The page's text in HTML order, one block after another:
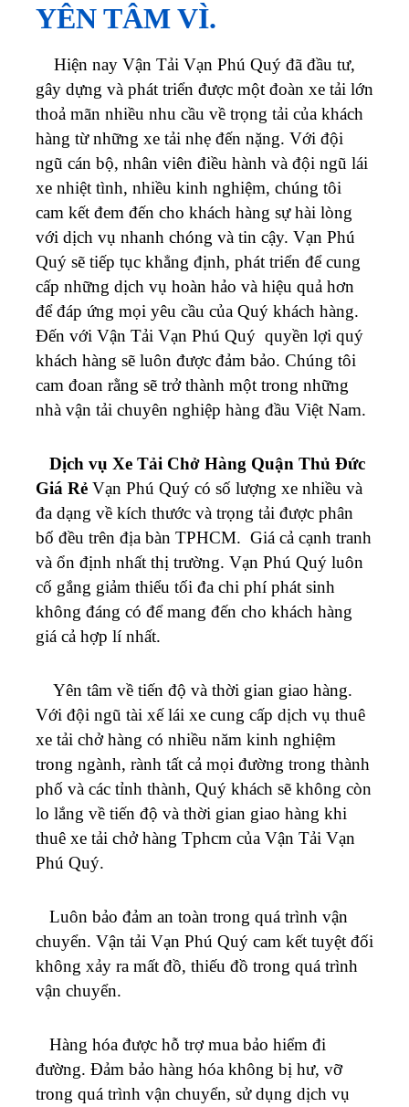
YÊN TÂM VÌ.
Hiện nay Vận Tải Vạn Phú Quý đã đầu tư,
gây dựng và phát triển được một đoàn xe tải lớn
thoả mãn nhiều nhu cầu về trọng tải của khách
hàng từ những xe tải nhẹ đến nặng. Với đội
ngũ cán bộ, nhân viên điều hành và đội ngũ lái
xe nhiệt tình, nhiều kinh nghiệm, chúng tôi
cam kết đem đến cho khách hàng sự hài lòng
với dịch vụ nhanh chóng và tin cậy. Vạn Phú
Quý sẽ tiếp tục khẳng định, phát triển để cung
cấp những dịch vụ hoàn hảo và hiệu quả hơn
để đáp ứng mọi yêu cầu của Quý khách hàng.
Đến với Vận Tải Vạn Phú Quý quyền lợi quý
khách hàng sẽ luôn được đảm bảo. Chúng tôi
cam đoan rằng sẽ trở thành một trong những
nhà vận tải chuyên nghiệp hàng đầu Việt Nam.
Dịch vụ Xe Tải Chở Hàng Quận Thủ Đức
Giá Rẻ Vạn Phú Quý có số lượng xe nhiều và
đa dạng về kích thước và trọng tải được phân
bố đều trên địa bàn TPHCM. Giá cả cạnh tranh
và ổn định nhất thị trường. Vạn Phú Quý luôn
cố gắng giảm thiểu tối đa chi phí phát sinh
không đáng có để mang đến cho khách hàng
giá cả hợp lí nhất.
Yên tâm về tiến độ và thời gian giao hàng.
Với đội ngũ tài xế lái xe cung cấp dịch vụ thuê
xe tải chở hàng có nhiều năm kinh nghiệm
trong ngành, rành tất cả mọi đường trong thành
phố và các tỉnh thành, Quý khách sẽ không còn
lo lắng về tiến độ và thời gian giao hàng khi
thuê xe tải chở hàng Tphcm của Vận Tải Vạn
Phú Quý.
Luôn bảo đảm an toàn trong quá trình vận
chuyển. Vận tải Vạn Phú Quý cam kết tuyệt đối
không xảy ra mất đồ, thiếu đồ trong quá trình
vận chuyển.
Hàng hóa được hỗ trợ mua bảo hiểm đi
đường. Đảm bảo hàng hóa không bị hư, vỡ
trong quá trình vận chuyển, sử dụng dịch vụ